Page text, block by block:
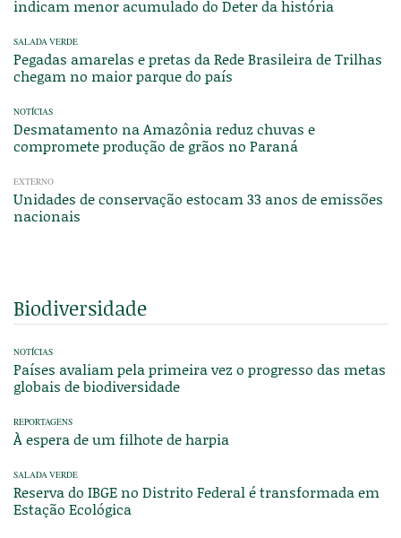
indicam menor acumulado do Deter da história
SALADA VERDE
Pegadas amarelas e pretas da Rede Brasileira de Trilhas
chegam no maior parque do país
NOTÍCIAS
Desmatamento na Amazônia reduz chuvas e
compromete produção de grãos no Paraná
EXTERNO
Unidades de conservação estocam 33 anos de emissões
nacionais
Biodiversidade
NOTÍCIAS
Países avaliam pela primeira vez o progresso das metas
globais de biodiversidade
REPORTAGENS
À espera de um filhote de harpia
SALADA VERDE
Reserva do IBGE no Distrito Federal é transformada em
Estação Ecológica